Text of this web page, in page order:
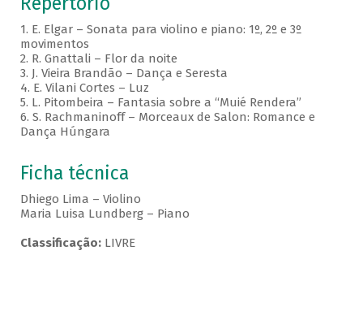
1. E. Elgar – Sonata para violino e piano: 1º, 2º e 3º
movimentos
2. R. Gnattali – Flor da noite
3. J. Vieira Brandão – Dança e Seresta
4. E. Vilani Cortes – Luz
5. L. Pitombeira – Fantasia sobre a “Muié Rendera”
6. S. Rachmaninoff – Morceaux de Salon: Romance e
Dança Húngara
Ficha técnica
Dhiego Lima – Violino
Maria Luisa Lundberg – Piano
Classificação:LIVRE